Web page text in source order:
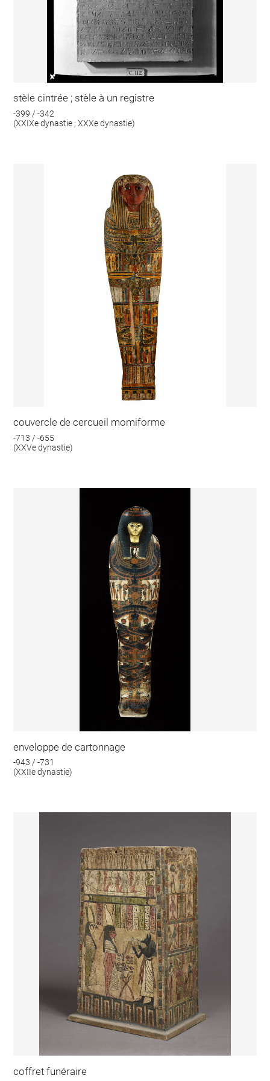
stèle cintrée ; stèle à un registre
-399 / -342
(XXIXe dynastie ; XXXe dynastie)
couvercle de cercueil momiforme
-713 / -655
(XXVe dynastie)
enveloppe de cartonnage
-943 / -731
(XXIIe dynastie)
coffret funéraire